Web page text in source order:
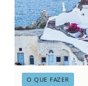
O QUE FAZER